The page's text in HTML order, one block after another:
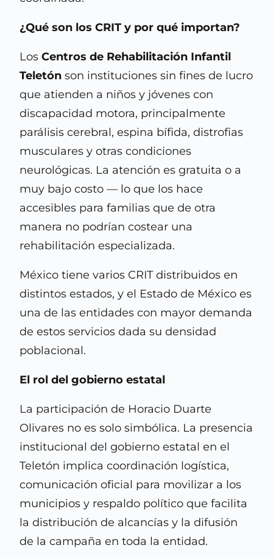
¿Qué son los CRIT y por qué importan?
LosCentros de Rehabilitación Infantil
Teletón son instituciones sin fines de lucro
que atienden a niños y jóvenes con
discapacidad motora, principalmente
parálisis cerebral, espina bífida, distrofias
musculares y otras condiciones
neurológicas. La atención es gratuita o a
muy bajo costo — lo que los hace
accesibles para familias que de otra
manera no podrían costear una
rehabilitación especializada.
México tiene varios CRIT distribuidos en
distintos estados, y el Estado de México es
una de las entidades con mayor demanda
de estos servicios dada su densidad
poblacional.
El rol del gobierno estatal
La participación de Horacio Duarte
Olivares no es solo simbólica. La presencia
institucional del gobierno estatal en el
Teletón implica coordinación logística,
comunicación oficial para movilizar a los
municipios y respaldo político que facilita
la distribución de alcancías y la difusión
de la campaña en toda la entidad.